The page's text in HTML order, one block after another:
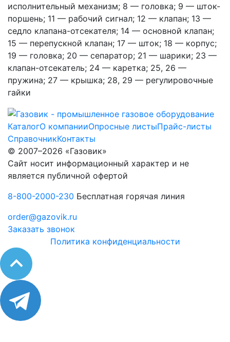
исполнительный механизм; 8 — головка; 9 — шток-
поршень; 11 — рабочий сигнал; 12 — клапан; 13 —
седло клапана-отсекателя; 14 — основной клапан;
15 — перепускной клапан; 17 — шток; 18 — корпус;
19 — головка; 20 — сепаратор; 21 — шарики; 23 —
клапан-отсекатель; 24 — каретка; 25, 26 —
пружина; 27 — крышка; 28, 29 — регулировочные
гайки
КаталогО компанииОпросные листыПрайс-листы
СправочникКонтакты
© 2007–2026 «Газовик»
Сайт носит информационный характер и не
является публичной офертой
8-800-2000-230 Бесплатная горячая линия
order@gazovik.ru
Заказать звонок
Политика конфиденциальности